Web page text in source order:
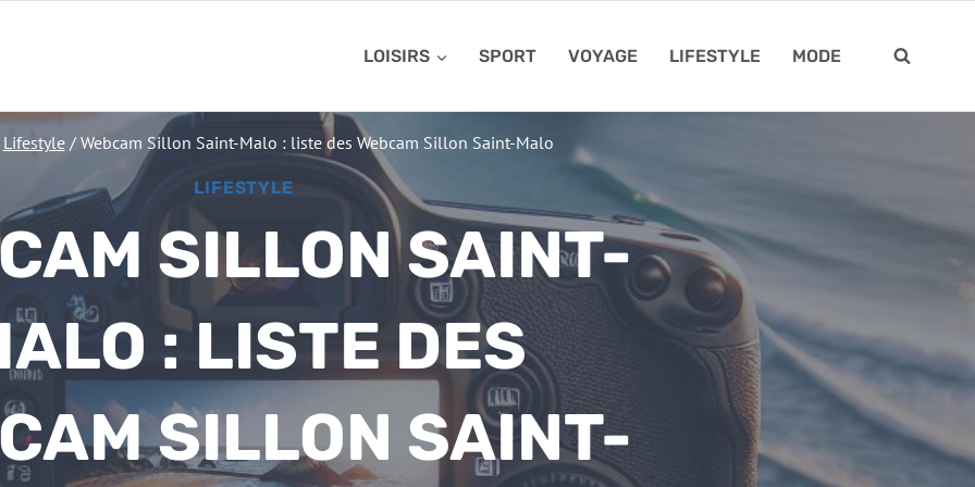
LOISIRS SPORT VOYAGE LIFESTYLE MODE
Lifestyle / Webcam Sillon Saint-Malo : liste des Webcam Sillon Saint-Malo
LIFESTYLE
SILLON SAINT-
: LISTE DES
SILLON SAINT-